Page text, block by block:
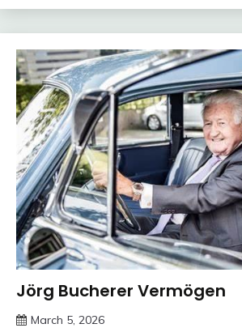
Trends
Jörg Bucherer Vermögen
March 5, 2026